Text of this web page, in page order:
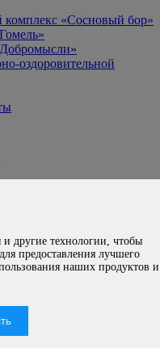
комплекс «Сосновый бор»
оздоровительной
другие технологии, чтобы
предоставления лучшего
наших продуктов и